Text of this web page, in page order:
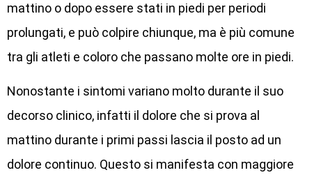
mattino o dopo essere stati in piedi per periodi
prolungati, e può colpire chiunque, ma è più comune
tra gli atleti e coloro che passano molte ore in piedi.
Nonostante i sintomi variano molto durante il suo
decorso clinico, infatti il dolore che si prova al
mattino durante i primi passi lascia il posto ad un
dolore continuo. Questo si manifesta con maggiore